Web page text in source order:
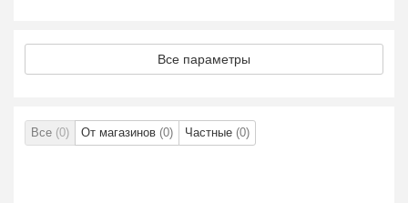
Все параметры
Все (0) От магазинов (0) Частные (0)